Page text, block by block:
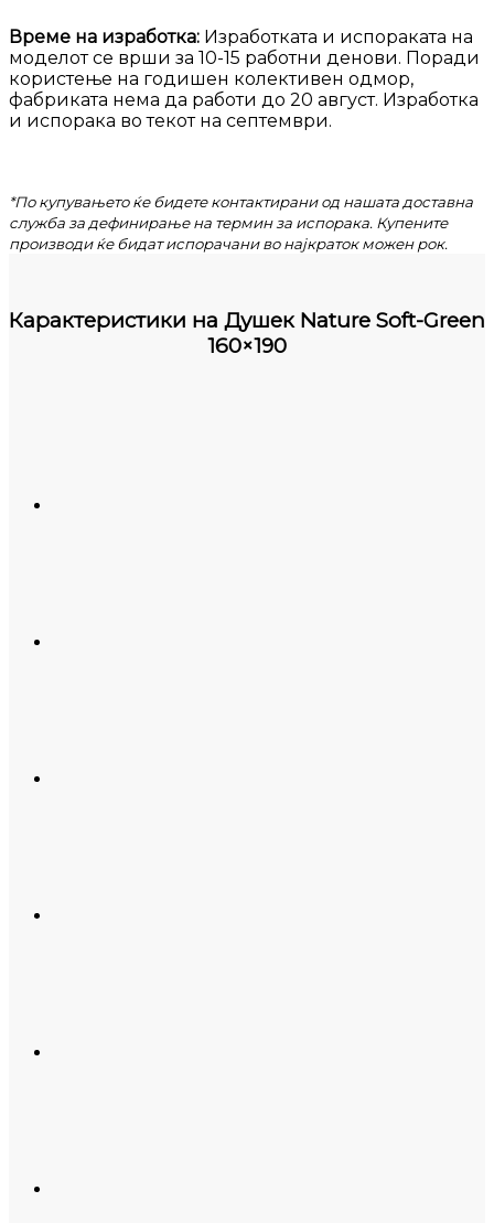
Време на изработка: Изработката и испораката на
моделот се врши за 10-15 работни денови. Поради
користење на годишен колективен одмор,
фабриката нема да работи до 20 август. Изработка
и испорака во текот на септември.
*По купувањето ќе бидете контактирани од нашата доставна
служба за дефинирање на термин за испорака. Купените
производи ќе бидат испорачани во најкраток можен рок.
Карактеристики на Душек Nature Soft-Green
160×190